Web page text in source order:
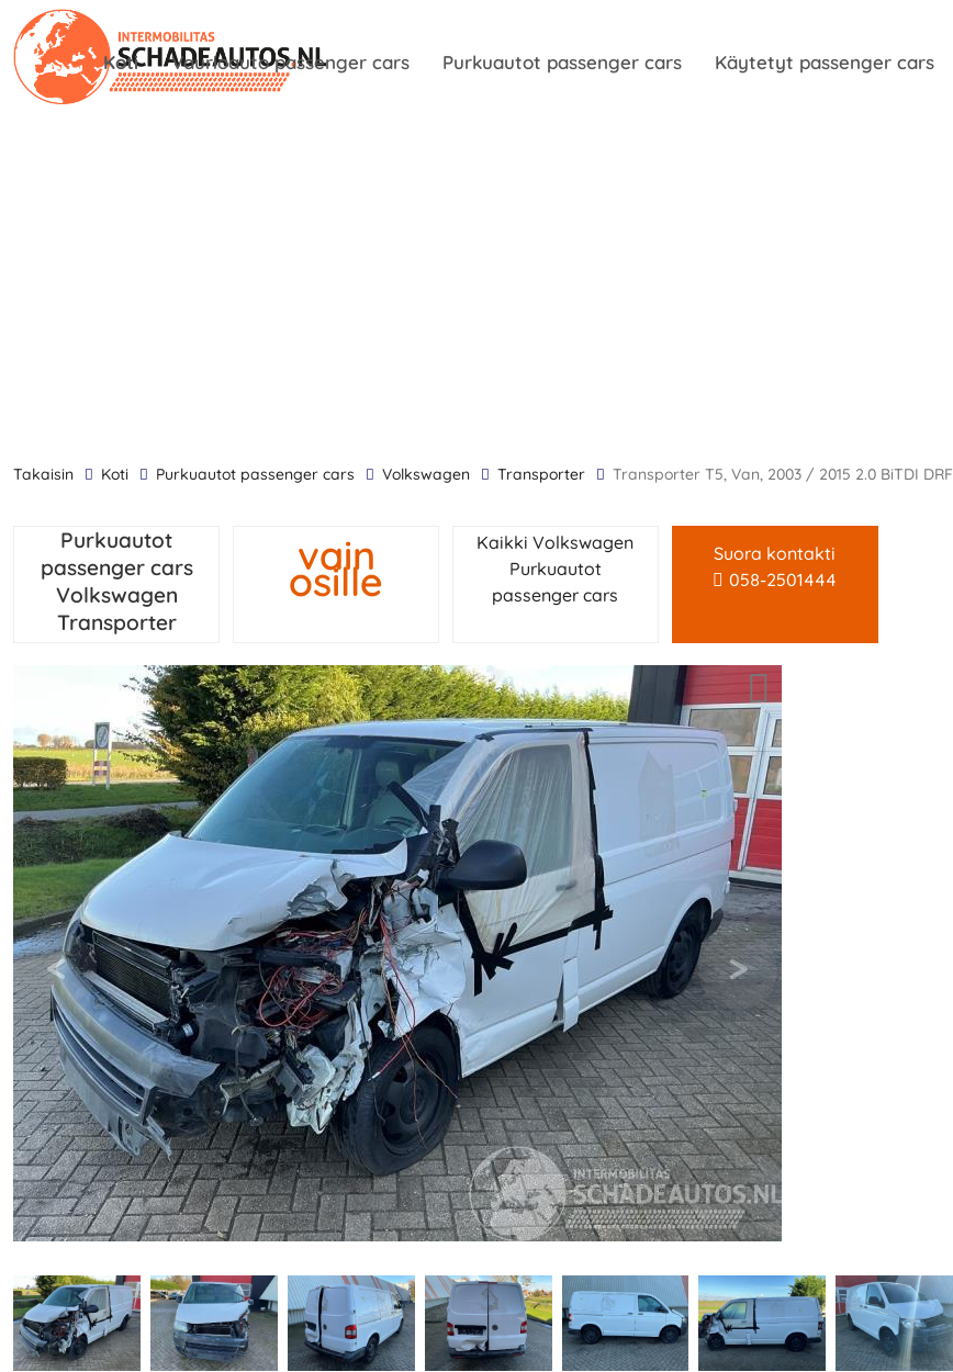
Koti Vaurioauto passenger cars Purkuautot passenger cars Käytetyt passenger cars
takaisin Koti Purkuautot passenger cars Volkswagen Transporter Transporter T5, Van, 2003 / 2015 2.0 BiTDI DRF
Purkuautot
passenger cars
Volkswagen
Transporter
vain
osille
Kaikki Volkswagen
Purkuautot
passenger cars
Suora kontakti
058-2501444